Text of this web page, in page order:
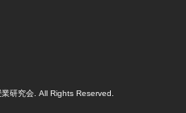
研究会. All Rights Reserved.